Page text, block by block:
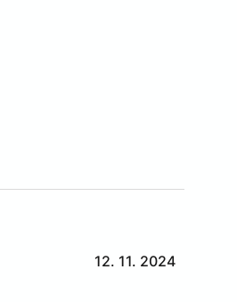
12. 11. 2024